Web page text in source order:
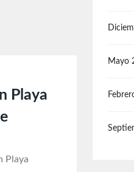
Playa
Playa
Mayo